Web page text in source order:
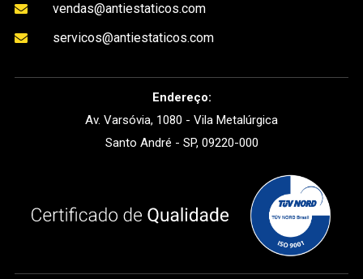
 vendas@antiestaticos.com
 servicos@antiestaticos.com
Endereço:
Av. Varsóvia, 1080 - Vila Metalúrgica
Santo André - SP, 09220-000